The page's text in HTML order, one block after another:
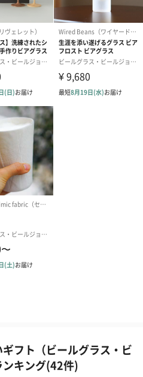
フト（ビールグラス・ビ
キング(42件)